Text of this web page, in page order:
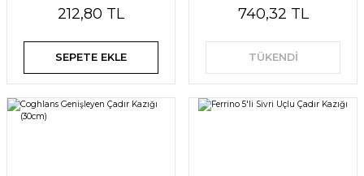
212,80 TL
SEPETE EKLE
740,32 TL
TÜKENDİ